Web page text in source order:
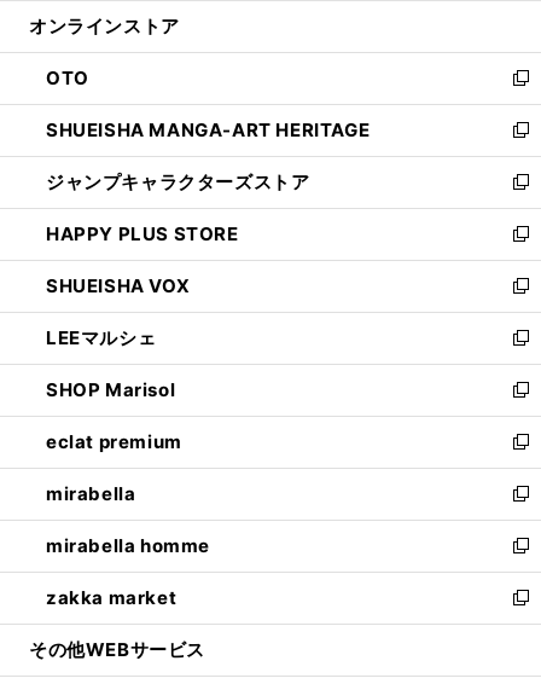
ウ
で
開
く
ウ
ン
ド
ウ
で
開
く
オンラインストア
OTO
新
し
い
ウ
ィ
ン
ド
ウ
で
開
く
SHUEISHA MANGA-ART HERITAGE
新
し
い
ウ
ィ
ン
ド
ウ
で
開
く
ジャンプキャラクターズストア
新
し
い
ウ
ィ
ン
ド
ウ
で
開
く
HAPPY PLUS STORE
新
し
い
ウ
ィ
ン
ド
ウ
で
開
く
SHUEISHA VOX
新
し
い
ウ
ィ
ン
ド
ウ
で
開
く
LEEマルシェ
新
し
い
ウ
ィ
ン
ド
ウ
で
開
く
SHOP Marisol
新
し
い
ウ
ィ
ン
ド
ウ
で
開
eclat premium
新
し
い
ウ
ィ
ン
ド
ウ
開
mirabella
新
し
い
ウ
ィ
ン
ウ
mirabella homme
新
し
い
ウ
ン
zakka market
新
し
ウ
その他WEBサービス